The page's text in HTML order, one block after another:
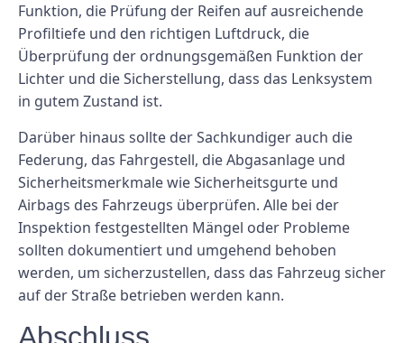
Funktion, die Prüfung der Reifen auf ausreichende
Profiltiefe und den richtigen Luftdruck, die
Überprüfung der ordnungsgemäßen Funktion der
Lichter und die Sicherstellung, dass das Lenksystem
in gutem Zustand ist.
Darüber hinaus sollte der Sachkundiger auch die
Federung, das Fahrgestell, die Abgasanlage und
Sicherheitsmerkmale wie Sicherheitsgurte und
Airbags des Fahrzeugs überprüfen. Alle bei der
Inspektion festgestellten Mängel oder Probleme
sollten dokumentiert und umgehend behoben
werden, um sicherzustellen, dass das Fahrzeug sicher
auf der Straße betrieben werden kann.